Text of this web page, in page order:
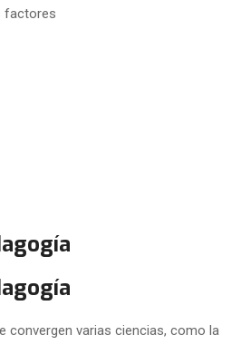
factores
convergen varias ciencias, como la